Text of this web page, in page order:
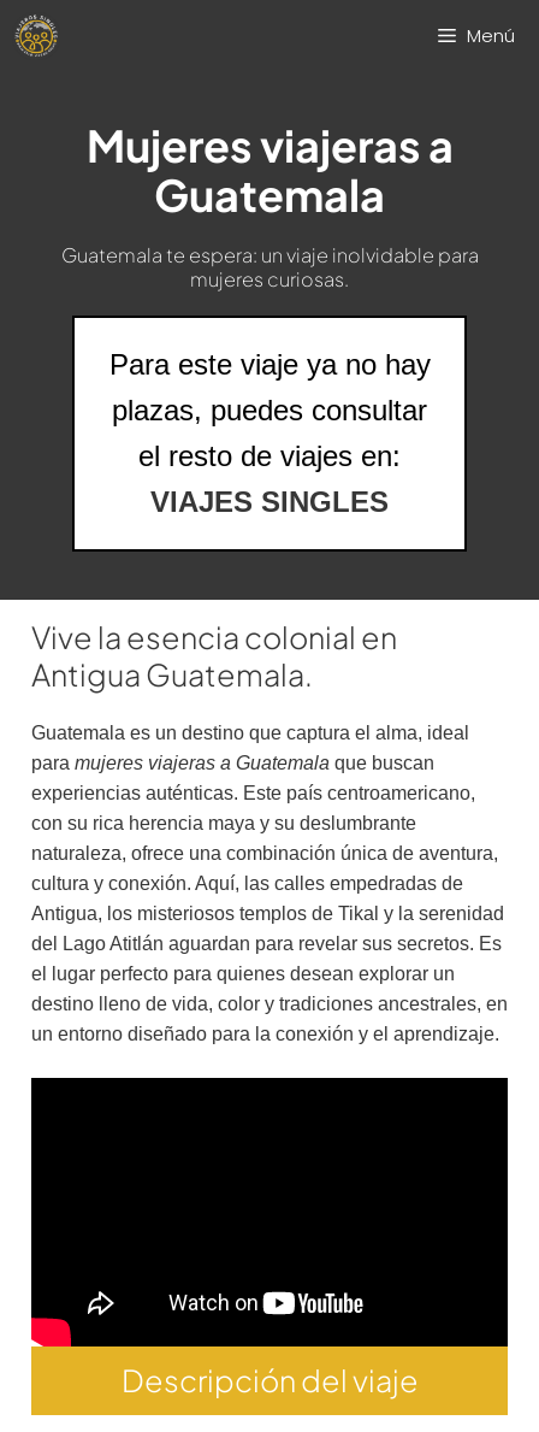
Saltar
Menú
Mujeres viajeras a
Guatemala
Guatemala te espera: un viaje inolvidable para
mujeres curiosas.
Para este viaje ya no hay
plazas, puedes consultar
el resto de viajes en:
VIAJES SINGLES
Vive la esencia colonial en
Antigua Guatemala.
Guatemala es un destino que captura el alma, ideal
para mujeres viajeras a Guatemala que buscan
experiencias auténticas. Este país centroamericano,
con su rica herencia maya y su deslumbrante
naturaleza, ofrece una combinación única de aventura,
cultura y conexión. Aquí, las calles empedradas de
Antigua, los misteriosos templos de Tikal y la serenidad
del Lago Atitlán aguardan para revelar sus secretos. Es
el lugar perfecto para quienes desean explorar un
destino lleno de vida, color y tradiciones ancestrales, en
un entorno diseñado para la conexión y el aprendizaje.
Descripción del viaje